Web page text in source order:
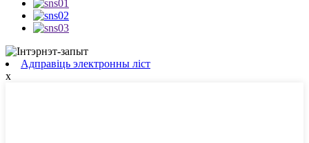
Адправіць электронны ліст
x